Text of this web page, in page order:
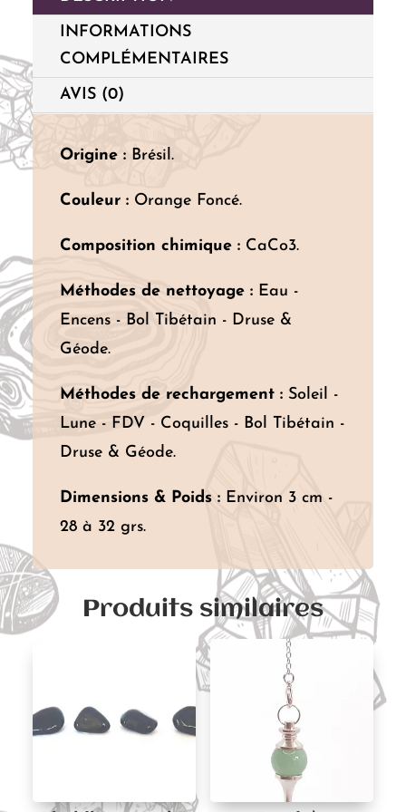
INFORMATIONS
COMPLÉMENTAIRES
AVIS (0)
Origine :Brésil.
Couleur :Orange Foncé.
Composition chimique :CaCo3.
Méthodes de nettoyage :Eau -
Encens - Bol Tibétain - Druse &
Géode.
Méthodes de rechargement :Soleil -
Lune - FDV - Coquilles - Bol Tibétain -
Druse & Géode.
Dimensions & Poids :Environ 3 cm -
28 à 32 grs.
Produits similaires